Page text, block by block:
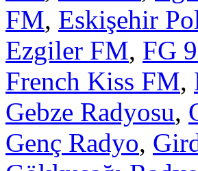
FM, Eskişehir
Ezgiler FM, FG
French Kiss FM,
Gebze Radyosu,
Genç Radyo,